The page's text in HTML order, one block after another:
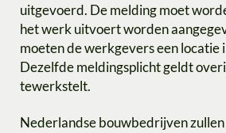
uitgevoerd. De melding moet
het werk uitvoert worden
moeten de werkgevers een
Dezelfde meldingsplicht geldt
tewerkstelt.
Nederlandse bouwbedrijven